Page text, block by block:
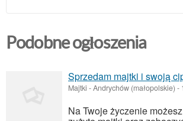
Podobne ogłoszenia
Sprzedam majtki i swoją
Majtki -Andrychów (małopolskie) -
Na Twoje życzenie